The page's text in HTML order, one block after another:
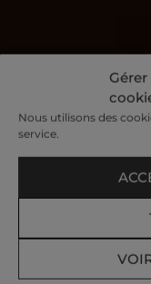
Nous utilisons des
service.